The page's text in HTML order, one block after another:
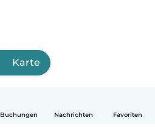
Buchungen Nachrichten Favoriten
Karte